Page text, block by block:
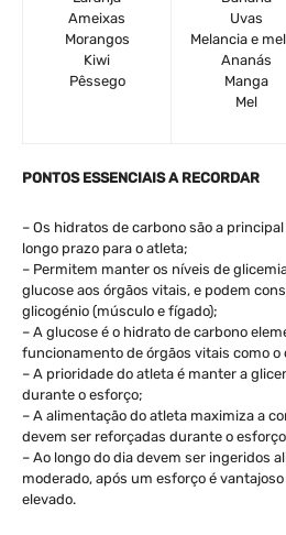
Ameixas
Morangos
Kiwi
Pêssego
Uvas
Melancia e
Ananás
Manga
Mel
PONTOS ESSENCIAIS A RECORDAR
– Os hidratos de carbono são a
longo prazo para o atleta;
– Permitem manter os níveis de
glucose aos órgãos vitais, e podem
glicogénio (músculo e fígado);
– A glucose é o hidrato de carbono
funcionamento de órgãos vitais como o
– A prioridade do atleta é manter a
durante o esforço;
– A alimentação do atleta maximiza a
devem ser reforçadas durante o
– Ao longo do dia devem ser ingeridos
moderado, após um esforço é
elevado.